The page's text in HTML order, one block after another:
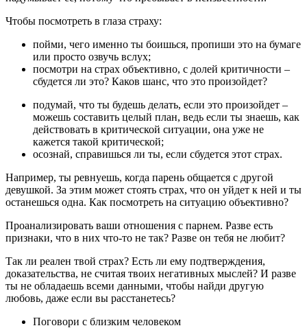
Чтобы посмотреть в глаза страху:
пойми, чего именно ты боишься, пропиши это на бумаге
или просто озвучь вслух;
посмотри на страх объективно, с долей критичности –
сбудется ли это? Каков шанс, что это произойдет?
подумай, что ты будешь делать, если это произойдет –
можешь составить целый план, ведь если ты знаешь, как
действовать в критической ситуации, она уже не
кажется такой критической;
осознай, справишься ли ты, если сбудется этот страх.
Например, ты ревнуешь, когда парень общается с другой
девушкой. За этим может стоять страх, что он уйдет к ней и ты
останешься одна. Как посмотреть на ситуацию объективно?
Проанализировать ваши отношения с парнем. Разве есть
признаки, что в них что-то не так? Разве он тебя не любит?
Так ли реален твой страх? Есть ли ему подтверждения,
доказательства, не считая твоих негативных мыслей? И разве
ты не обладаешь всеми данными, чтобы найди другую
любовь, даже если вы расстанетесь?
Поговори с близким человеком